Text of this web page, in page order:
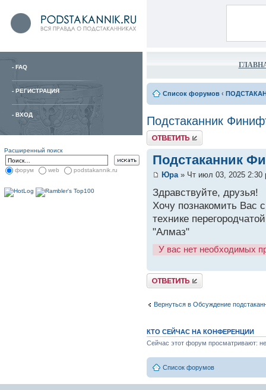
- FAQ
- РЕГИСТРАЦИЯ
- ВХОД
Расширенный поиск
форум web podstakannik.ru
Список форумов ‹
Подстаканник
Подстаканник
Юра» Чт июл 03, 2025 2:30
Здравствуйте, друзья!
Хочу познакомить Вас
технике
"Алмаз"
У вас нет необходимых
Вернуться в Обсуждение
КТО СЕЙЧАС НА КОНФЕРЕНЦИИ
Сейчас этот форум просматривают:
Список форумов